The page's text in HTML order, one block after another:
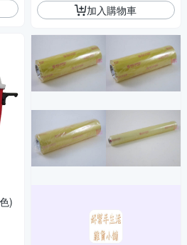
)
加入購物車